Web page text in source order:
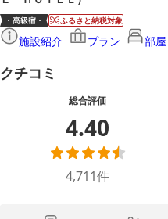
ふるさと納税対象
施設紹介 プラン 部屋
クチコミ
総合評価
4.40
4,711件